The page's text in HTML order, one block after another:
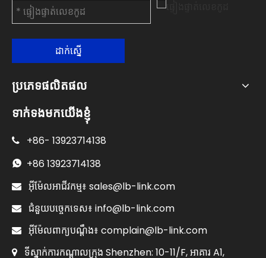
ដាក់ស្នើ
ប្រភេទផលិតផល
ទាក់ទងមកយើងខ្ញុំ
 +86- 13923714138
 +86 13923714138
 អ៊ីម៉ែលអាជីវកម្ម៖ sales@lb-link.com
 ជំនួយបច្ចេកទេស៖ info@lb-link.com
 អ៊ីម៉ែលពាក្យបណ្តឹង៖ complain@lb-link.com
 ទីស្នាក់ការកណ្តាលក្រុង Shenzhen: 10-11/F, អាគារ A1,